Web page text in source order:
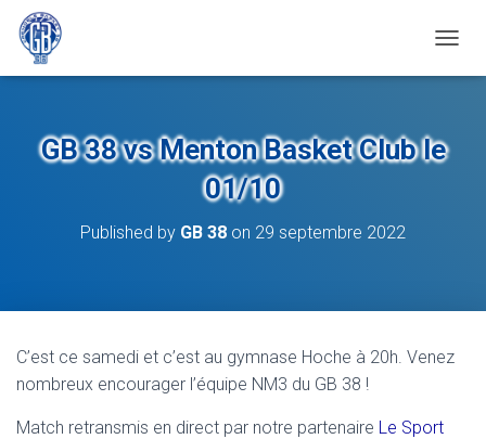
GB 38 vs Menton Basket Club le
01/10
Published by GB 38 on 29 septembre 2022
C’est ce samedi et c’est au gymnase Hoche à 20h. Venez
nombreux encourager l’équipe NM3 du GB 38 !
Match retransmis en direct par notre partenaire Le Sport